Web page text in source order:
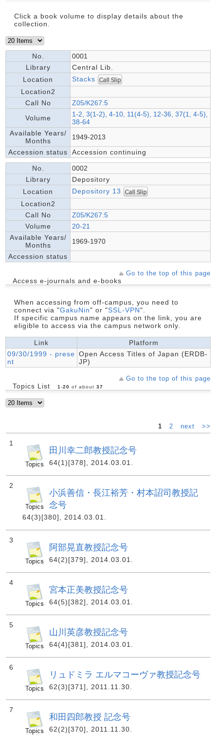
Click a book volume to display details about the
collection.
No.
0001
Library
Central Lib.
Location
Stacks
Location2
Call No
Z05/K267:5
Volume
1-2, 3(1-2), 4-10, 11(4-5), 12-36, 37(1, 4-5),
38-64
Available Years/
Months
1949-2013
Accession status
Accession continuing
No.
0002
Library
Depository
Location
Depository 13
Location2
Call No
Z05/K267:5
Volume
20-21
Available Years/
Months
1969-1970
Accession status
Go to the top of this page
Access e-journals and e-books
When accessing from off-campus, you need to
connect via "GakuNin" or "SSL-VPN".
If specific campus name appears on the link, you are
eligible to access via the campus network only.
Link
Platform
09/30/1999 - prese
nt
Open Access Titles of Japan (ERDB-
JP)
Go to the top of this page
Topics List 1 -20 of about 37
1 2 next >>
1
田川幸二郎教授記念号
64(1)[378], 2014.03.01.
2
小浜善信・長江裕芳・村本詔司教授記
念号
64(3)[380], 2014.03.01.
3
阿部晃直教授記念号
64(2)[379], 2014.03.01.
4
宮本正美教授記念号
64(5)[382], 2014.03.01.
5
山川英彦教授記念号
64(4)[381], 2014.03.01.
6
リュドミラ エルマコーヴァ教授記念号
62(3)[371], 2011.11.30.
7
和田四郎教授 記念号
62(2)[370], 2011.11.30.